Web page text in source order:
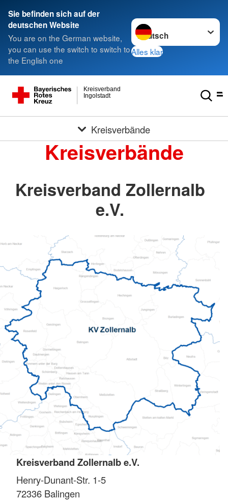
Sie befinden sich auf der
deutschen Website
You are on the German website,
you can use the switch to switch to
the English one
Sprache wechseln zu
Alles klar
Ingolstadt
Kreisverband
Kreisverbände
Kreisverbände
Kreisverband Zollernalb
e.V.
Kreisverband Zollernalb e.V.
Henry-Dunant-Str. 1-5
72336 Balingen